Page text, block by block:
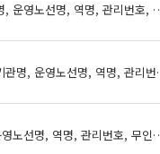
신분당선 역사들의 자전거보관장소에 대한 데이터로 철도운영기관명, 운영노선
신분당선 역사들의 전동휠체어충전설비에
신분당선 역사들의 즉석사진기에 대한 데이터로 철도운영기관명, 운영노선명, 역명,